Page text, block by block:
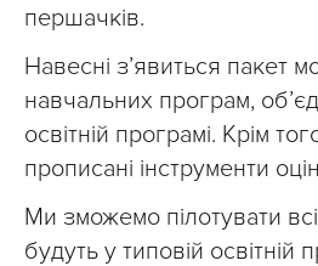
першачків.
Навесні з’явиться пакет
навчальних програм,
освітній програмі. Крім
прописані інструменти
Ми зможемо пілотувати
будуть у типовій освітній